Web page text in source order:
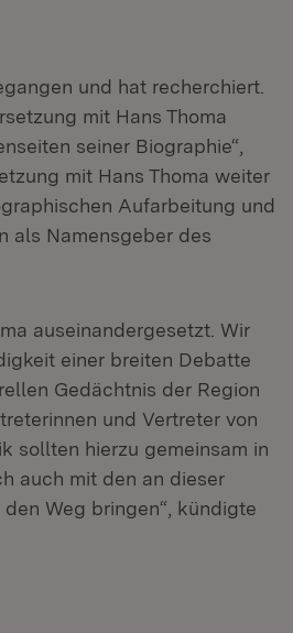
und hat recherchiert.
mit Hans Thoma
seiner Biographie“,
mit Hans Thoma weiter
Aufarbeitung und
als Namensgeber des
auseinandergesetzt. Wir
einer breiten Debatte
Gedächtnis der Region
und Vertreter von
sollten hierzu gemeinsam in
auch mit den an dieser
Weg bringen“, kündigte